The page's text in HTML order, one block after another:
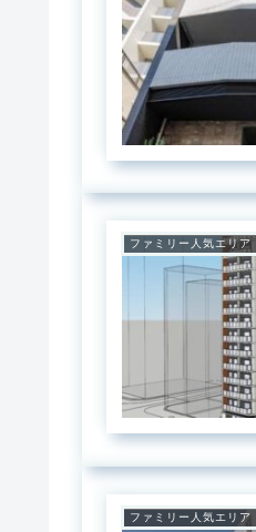
ファミリー人気エリア
ファミリー人気エリア